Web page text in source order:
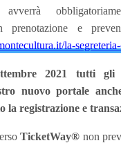
prenotazione e
la-
2021 tutti gli
nuovo portale
la registrazione e
TicketWay® non